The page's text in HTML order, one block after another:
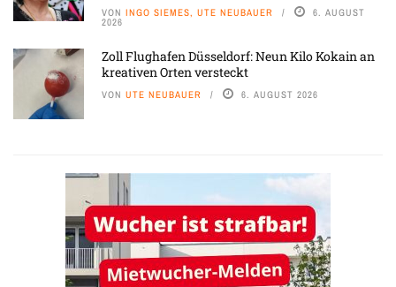
VON INGO SIEMES, UTE NEUBAUER 6. AUGUST
2026
Zoll Flughafen Düsseldorf: Neun Kilo Kokain an
kreativen Orten versteckt
VON UTE NEUBAUER 6. AUGUST 2026